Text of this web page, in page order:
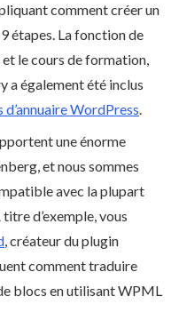
comment créer un
étapes. La fonction de
et le cours de formation,
a également été inclus
WordPress.
une énorme
et nous sommes
avec la plupart
d’exemple, vous
, créateur du plugin
comment traduire
blocs en utilisant WPML